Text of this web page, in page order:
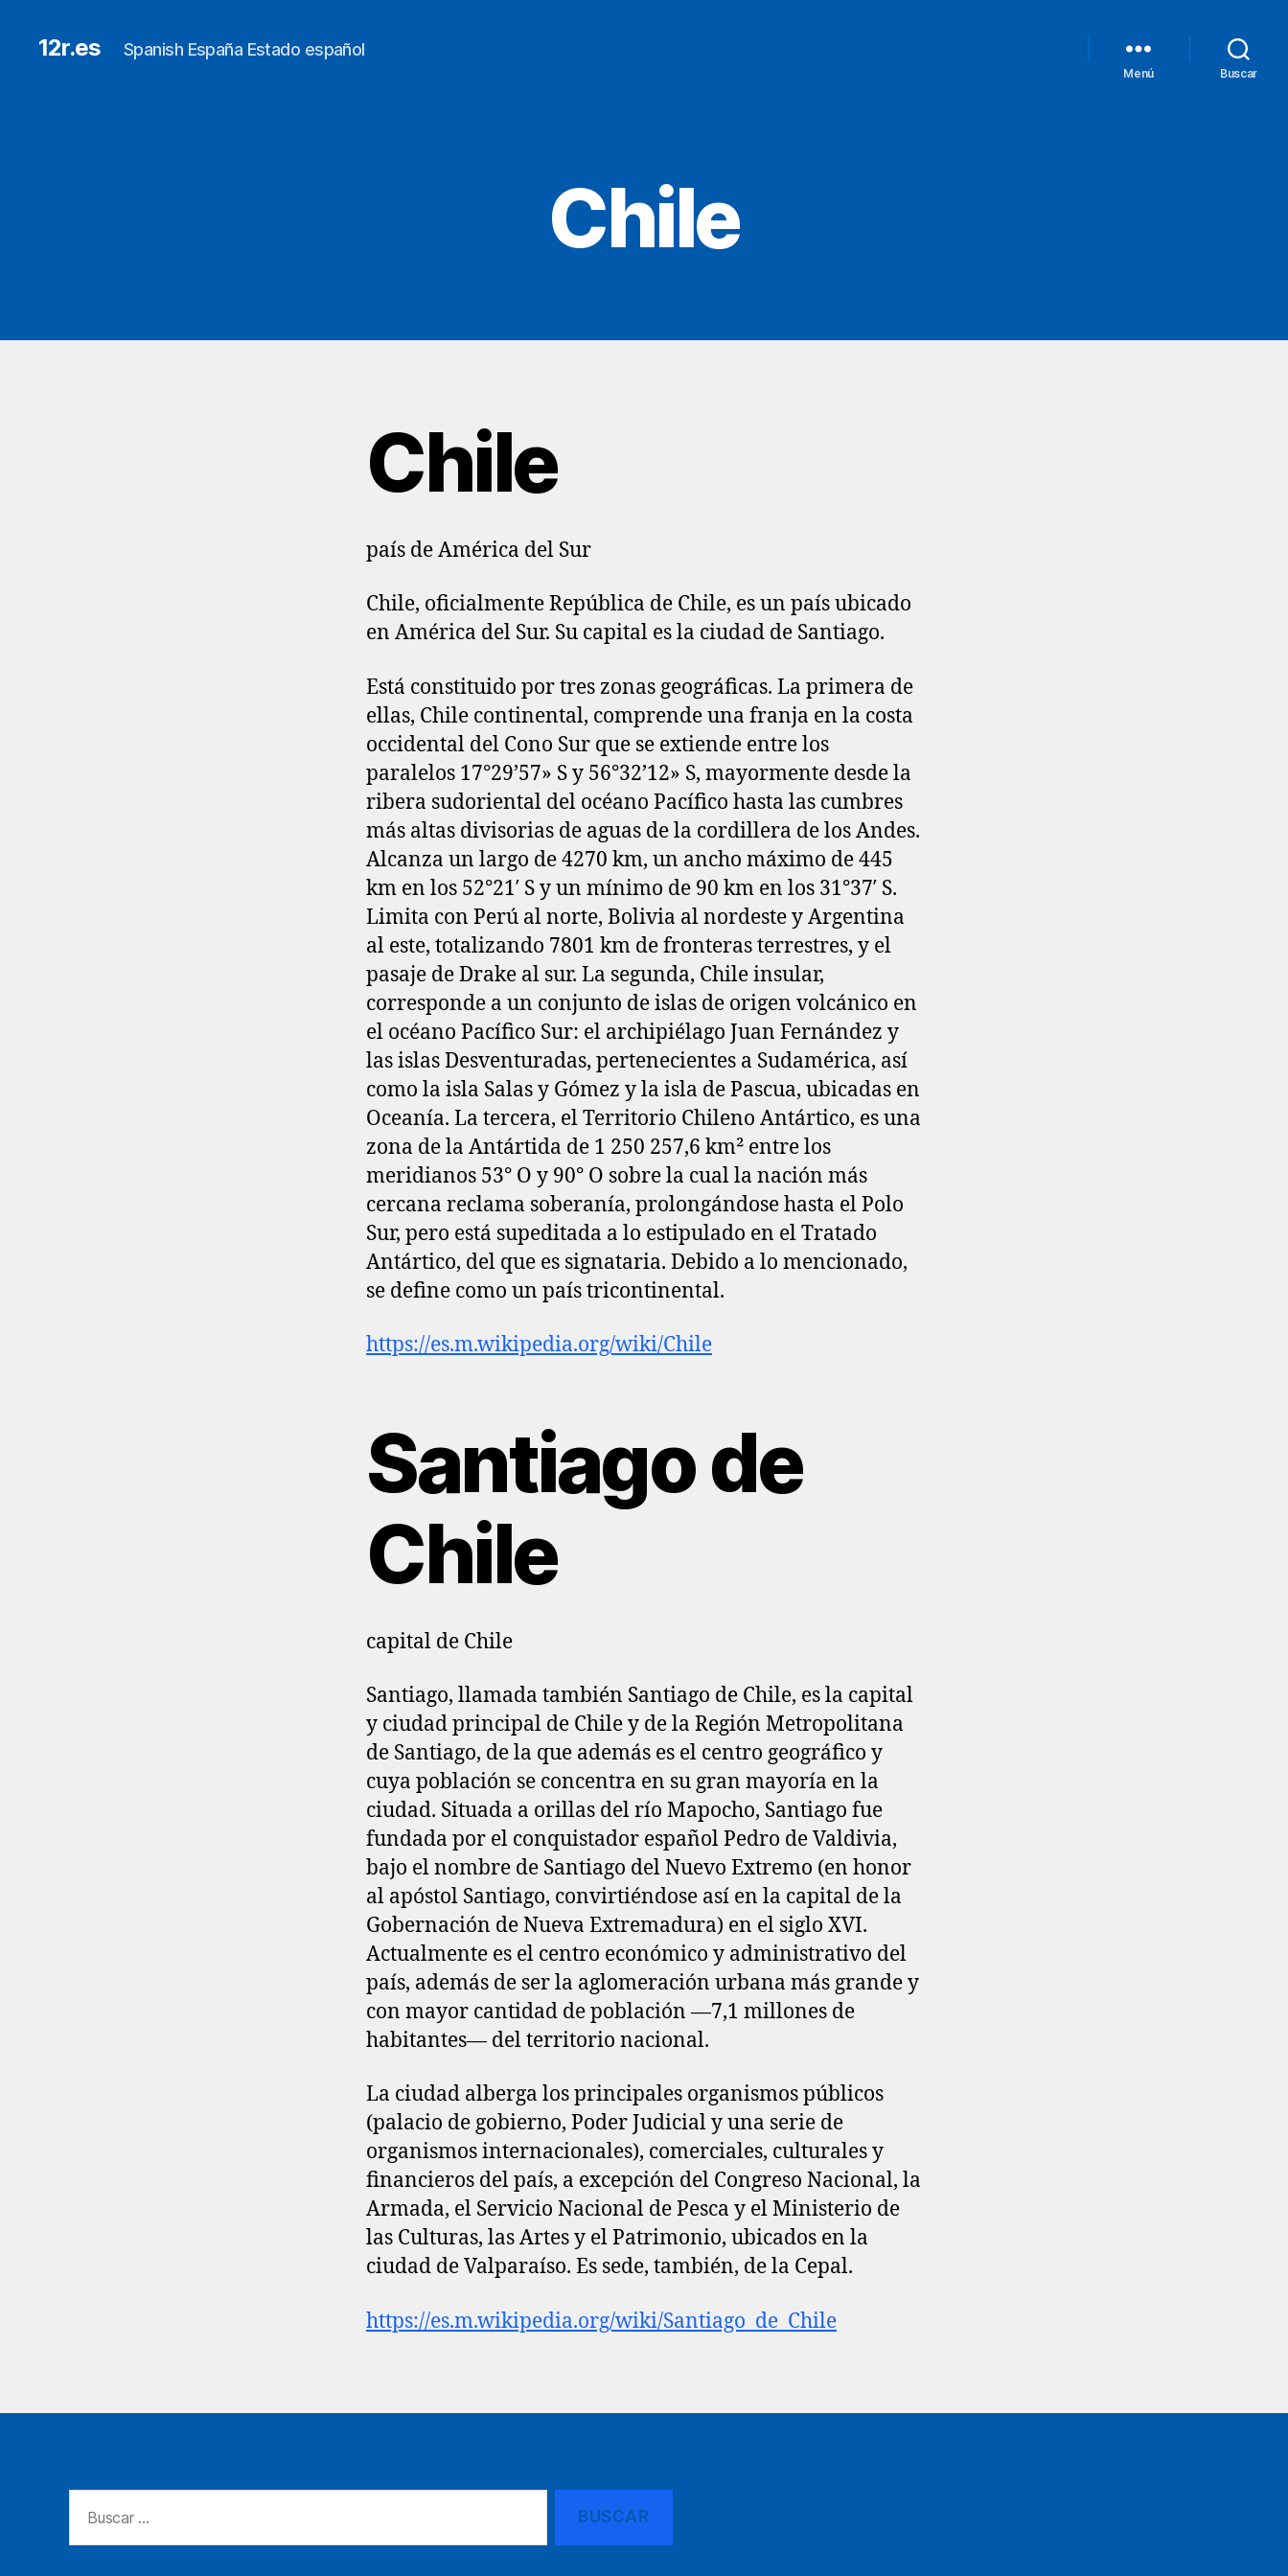
12r.es Spanish España Estado español
Menú Buscar
Chile
Chile
país de América del Sur
Chile, oficialmente República de Chile,​ es un país ubicado
en América del Sur. Su capital es la ciudad de Santiago.
Está constituido por tres zonas geográficas.​ La primera de
ellas, Chile continental, comprende una franja en la costa
occidental del Cono Sur que se extiende entre los
paralelos 17°29’57» S y 56°32’12» S, mayormente desde la
ribera sudoriental del océano Pacífico hasta las cumbres
más altas divisorias de aguas de la cordillera de los Andes.
Alcanza un largo de 4270 km,​ un ancho máximo de 445
km en los 52°21′ S y un mínimo de 90 km en los 31°37′ S.​
Limita con Perú al norte, Bolivia al nordeste y Argentina
al este, totalizando 7801 km de fronteras terrestres, y el
pasaje de Drake al sur. La segunda, Chile insular,
corresponde a un conjunto de islas de origen volcánico en
el océano Pacífico Sur: el archipiélago Juan Fernández y
las islas Desventuradas, pertenecientes a Sudamérica, así
como la isla Salas y Gómez y la isla de Pascua, ubicadas en
Oceanía. La tercera, el Territorio Chileno Antártico,​ es una
zona de la Antártida​ de 1 250 257,6 km² entre los
meridianos 53° O y 90° O sobre la cual la nación más
cercana reclama soberanía, prolongándose hasta el Polo
Sur, pero está supeditada a lo estipulado en el Tratado
Antártico, del que es signataria. Debido a lo mencionado,
se define como un país tricontinental.
https://es.m.wikipedia.org/wiki/Chile
Santiago de
Chile
capital de Chile
Santiago, llamada también Santiago de Chile, es la capital
y ciudad principal de Chile y de la Región Metropolitana
de Santiago, de la que además es el centro geográfico y
cuya población se concentra en su gran mayoría en la
ciudad. Situada a orillas del río Mapocho, Santiago fue
fundada por el conquistador español Pedro de Valdivia,
bajo el nombre de Santiago del Nuevo Extremo (en honor
al apóstol Santiago, convirtiéndose así en la capital de la
Gobernación de Nueva Extremadura) en el siglo XVI.
Actualmente es el centro económico y administrativo del
país, además de ser la aglomeración urbana más grande y
con mayor cantidad de población —7,1 millones de
habitantes— del territorio nacional.
La ciudad alberga los principales organismos públicos
(palacio de gobierno, Poder Judicial y una serie de
organismos internacionales), comerciales, culturales y
financieros del país, a excepción del Congreso Nacional, la
Armada, el Servicio Nacional de Pesca y el Ministerio de
las Culturas, las Artes y el Patrimonio, ubicados en la
ciudad de Valparaíso. Es sede, también, de la Cepal.
https://es.m.wikipedia.org/wiki/Santiago_de_Chile